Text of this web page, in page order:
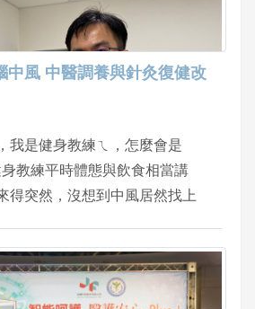
已經開始關注到這種現象。對許
一種既刺激又充滿壓力的活動。
大選後，研究調查發現，全美國
舉是一個壓力來源；一定比例民
也就是所謂的「壓力荷爾蒙」會
是開票結束後上升，並能感受到
緒都比往常來的多；若本身就有
民眾，在選舉期間疾病復發的機
中風 中醫調養與針灸復健改
我是健身教練ㄟ，怎麼會是
教練平時體態與飲食相當講
得突然，沒想到中風居然找上
天左腦血管狹窄，再加上睡眠缺
過度疲勞之下，引發腦梗塞缺氧
藥大學新竹附設醫院中醫科醫師